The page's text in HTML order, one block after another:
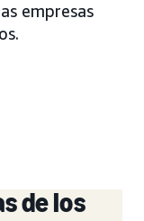
empresas
de los